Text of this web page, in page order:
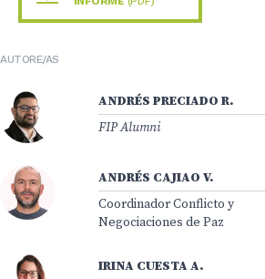
AUTORE/AS
ANDRÉS PRECIADO R.
FIP Alumni
ANDRÉS CAJIAO V.
Coordinador Conflicto y
Negociaciones de Paz
IRINA CUESTA A.